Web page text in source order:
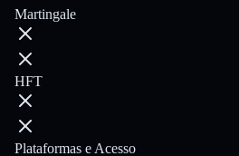
Martingale
HFT
Plataformas e Acesso